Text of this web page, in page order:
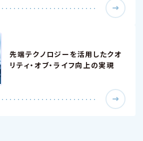
先端テクノロジーを活用したクオ
リティ・オブ・ライフ向上の実現